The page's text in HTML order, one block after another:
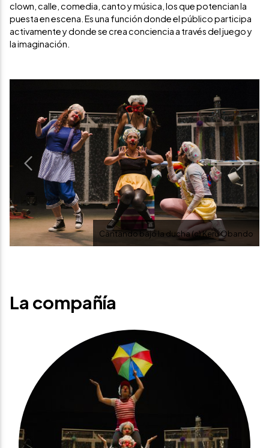
clown, calle, comedia, canto y música, los que potencian la
puesta en escena. Es una función donde el público participa
activamente y donde se crea conciencia a través del juego y
la imaginación.
Cantando bajo la ducha (c) Keru Obando
Previous Next
La compañía